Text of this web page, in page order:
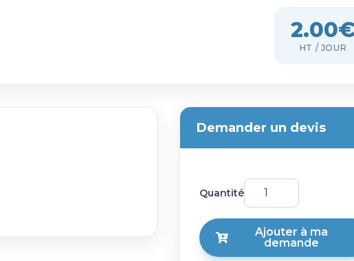
HT / JOUR
Demander un devis
Quantité
Ajouter à ma
demande